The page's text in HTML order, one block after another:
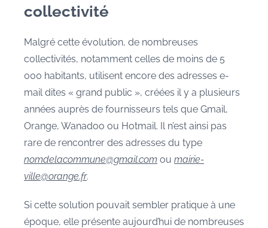
collectivité
Malgré cette évolution, de nombreuses
collectivités, notamment celles de moins de 5
000 habitants, utilisent encore des adresses e-
mail dites « grand public », créées il y a plusieurs
années auprès de fournisseurs tels que Gmail,
Orange, Wanadoo ou Hotmail. Il n’est ainsi pas
rare de rencontrer des adresses du type
nomdelacommune@gmail.com ou mairie-
ville@orange.fr.
Si cette solution pouvait sembler pratique à une
époque, elle présente aujourd’hui de nombreuses